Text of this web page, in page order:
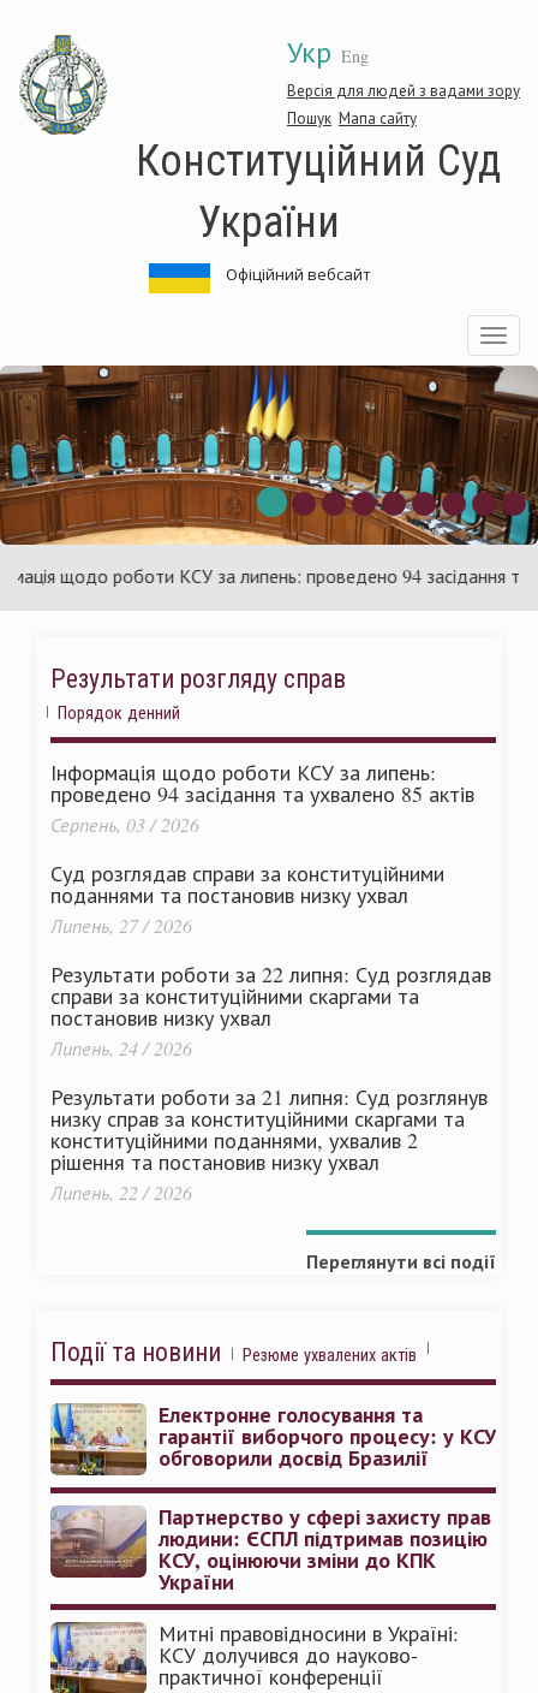
основного
матеріалу
Укр Eng
Версія для людей з вадами зору
Пошук Мапа сайту
Конституційний Суд
України
Офіційний вебсайт
Toggle
Суд
щодо роботи КСУ за липень: проведено 94 засідання та
Результати розгляду справ
Порядок денний
Інформація щодо роботи КСУ за липень:
проведено 94 засідання та ухвалено 85 актів
Серпень, 03 / 2026
Суд розглядав справи за конституційними
поданнями та постановив низку ухвал
Липень, 27 / 2026
Результати роботи за 22 липня: Суд розглядав
справи за конституційними скаргами та
постановив низку ухвал
Липень, 24 / 2026
Результати роботи за 21 липня: Суд розглянув
низку справ за конституційними скаргами та
конституційними поданнями, ухвалив 2
рішення та постановив низку ухвал
Липень, 22 / 2026
Переглянути всі події
Події та новини Резюме ухвалених актів
Електронне голосування та
гарантії виборчого процесу: у КСУ
обговорили досвід Бразилії
Партнерство у сфері захисту прав
людини: ЄСПЛ підтримав позицію
КСУ, оцінюючи зміни до КПК
України
Митні правовідносини в Україні:
КСУ долучився до науково-
практичної конференції